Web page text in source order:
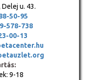
u. 43.
50-95
578-738
00-13
9-18